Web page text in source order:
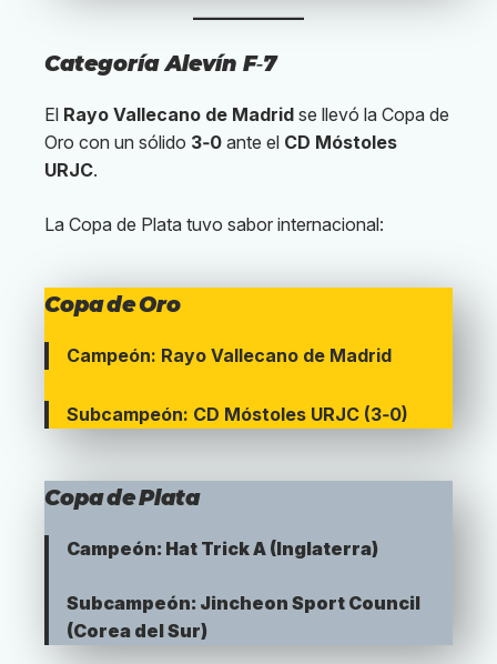
Categoría Alevín F‑7
El Rayo Vallecano de Madrid se llevó la Copa de
Oro con un sólido 3‑0 ante el CD Móstoles
URJC.
La Copa de Plata tuvo sabor internacional:
Copa de Oro
Campeón: Rayo Vallecano de Madrid
Subcampeón: CD Móstoles URJC (3‑0)
Copa de Plata
Campeón: Hat Trick A (Inglaterra)
Subcampeón: Jincheon Sport Council
(Corea del Sur)